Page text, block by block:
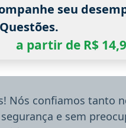
seu
a partir de R$
Nós confiamos tanto
e sem